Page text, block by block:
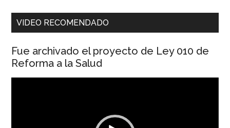
VIDEO RECOMENDADO
Fue archivado el proyecto de Ley 010 de
Reforma a la Salud